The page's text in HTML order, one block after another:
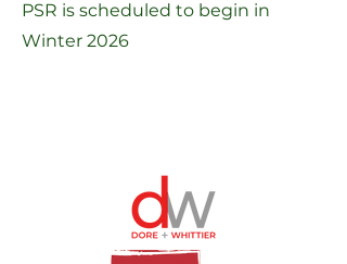
PSR is scheduled to begin in
Winter 2026